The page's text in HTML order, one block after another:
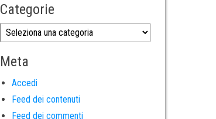
Categorie
Meta
Accedi
Feed dei contenuti
Feed dei commenti